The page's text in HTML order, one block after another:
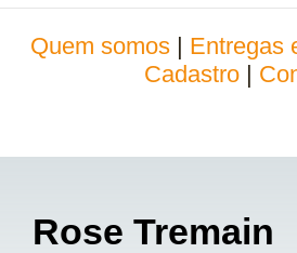
Quem somos Entregas
Cadastro
Rose Tremain